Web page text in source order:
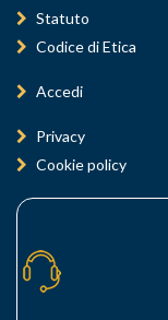
Statuto
Codice di Etica
Accedi
Privacy
Cookie policy